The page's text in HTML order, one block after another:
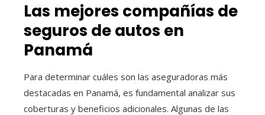
Las mejores compañías de
seguros de autos en
Panamá
Para determinar cuáles son las aseguradoras más
destacadas en Panamá, es fundamental analizar sus
coberturas y beneficios adicionales. Algunas de las